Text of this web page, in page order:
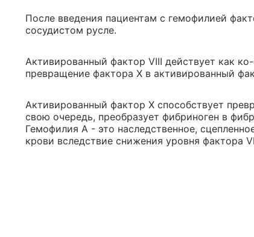
После введения пациентам с гемофилией
сосудистом русле.
Активированный фактор VIII действует как
превращение фактора X в активированный
Активированный фактор X способствует
свою очередь, преобразует фибриноген в
Гемофилия А - это наследственное,
крови вследствие снижения уровня фактора